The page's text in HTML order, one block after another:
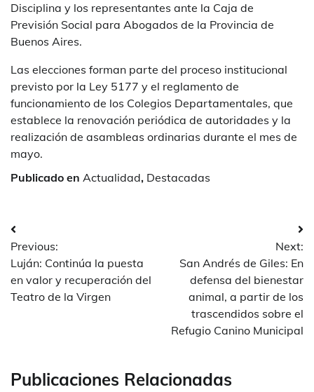
Disciplina y los representantes ante la Caja de
Previsión Social para Abogados de la Provincia de
Buenos Aires.
Las elecciones forman parte del proceso institucional
previsto por la Ley 5177 y el reglamento de
funcionamiento de los Colegios Departamentales, que
establece la renovación periódica de autoridades y la
realización de asambleas ordinarias durante el mes de
mayo.
Publicado en Actualidad, Destacadas
Navegación
de
entradas
Previous:
Luján: Continúa la puesta
en valor y recuperación del
Teatro de la Virgen
Next:
San Andrés de Giles: En
defensa del bienestar
animal, a partir de los
trascendidos sobre el
Refugio Canino Municipal
Publicaciones Relacionadas